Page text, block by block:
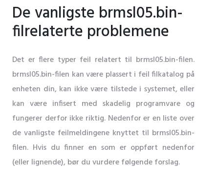
De vanligste brmsl05.bin-
filrelaterte problemene
Det er flere typer feil relatert til brmsl05.bin-filen.
brmsl05.bin-filen kan være plassert i feil filkatalog på
enheten din, kan ikke være tilstede i systemet, eller
kan være infisert med skadelig programvare og
fungerer derfor ikke riktig. Nedenfor er en liste over
de vanligste feilmeldingene knyttet til brmsl05.bin-
filen. Hvis du finner en som er oppført nedenfor
(eller lignende), bør du vurdere følgende forslag.